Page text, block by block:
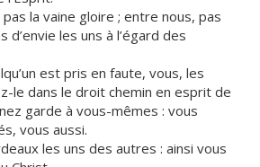
la vaine gloire ; entre nous, pas
d’envie les uns à l’égard des
est pris en faute, vous, les
le dans le droit chemin en esprit de
garde à vous-mêmes : vous
vous aussi.
les uns des autres : ainsi vous